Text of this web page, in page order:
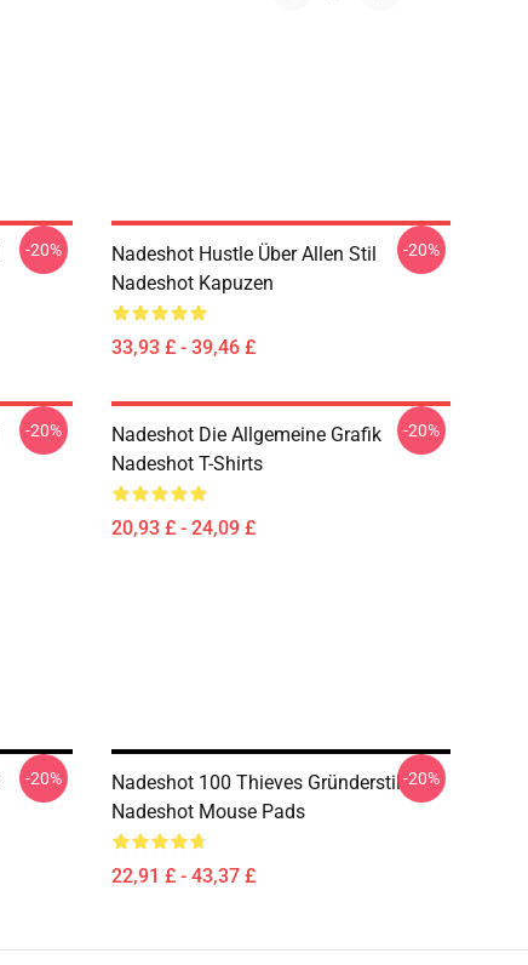
-20%
Nadeshot Hustle Über Allen Stil
Nadeshot Kapuzen
33,93 £ - 39,46 £
-20%
-20%
Nadeshot Die Allgemeine Grafik
Nadeshot T-Shirts
20,93 £ - 24,09 £
-20%
-20%
Nadeshot 100 Thieves Gründerstil
Nadeshot Mouse Pads
22,91 £ - 43,37 £
-20%